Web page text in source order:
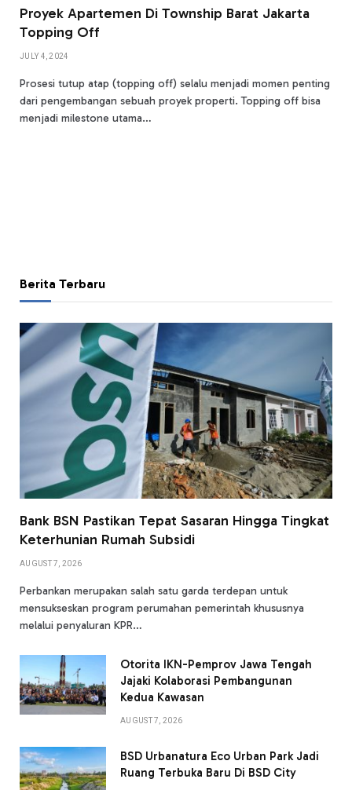
Proyek Apartemen Di Township Barat Jakarta
Topping Off
JULY 4, 2024
Prosesi tutup atap (topping off) selalu menjadi momen penting
dari pengembangan sebuah proyek properti. Topping off bisa
menjadi milestone utama…
Berita Terbaru
Bank BSN Pastikan Tepat Sasaran Hingga Tingkat
Keterhunian Rumah Subsidi
AUGUST 7, 2026
Perbankan merupakan salah satu garda terdepan untuk
mensukseskan program perumahan pemerintah khususnya
melalui penyaluran KPR…
Otorita IKN-Pemprov Jawa Tengah
Jajaki Kolaborasi Pembangunan
Kedua Kawasan
AUGUST 7, 2026
BSD Urbanatura Eco Urban Park Jadi
Ruang Terbuka Baru Di BSD City